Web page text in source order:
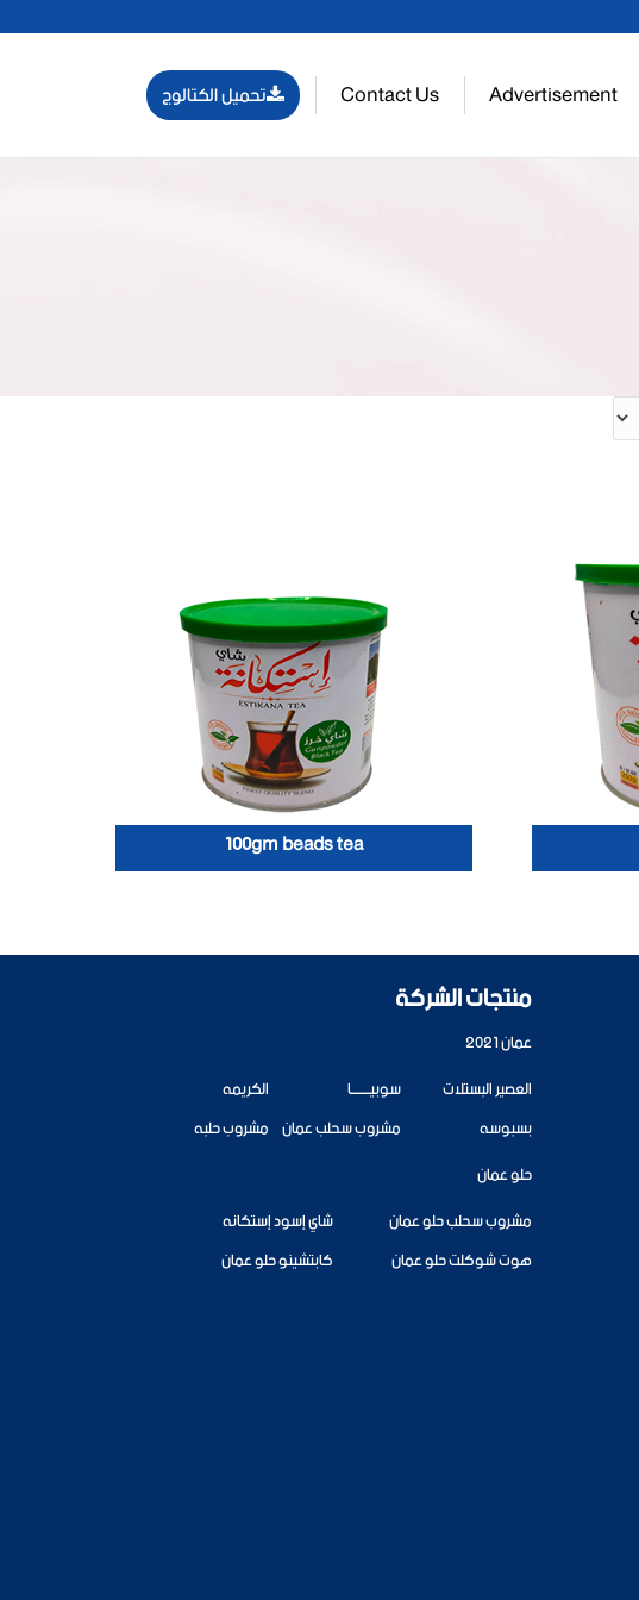
Advertisement
Contact Us تحميل الكتالوج
100gm beads tea
منتجات الشركة
عمان 2021
العصير البستلات
سوبيــــــــا
الكريمه
بسبوسه
مشروب سحلب عمان مشروب حلبه
حلو عمان
مشروب سحلب حلو عمان
شاي إسود إستكانه
هوت شوكلت حلو عمان
كابتشينو حلو عمان